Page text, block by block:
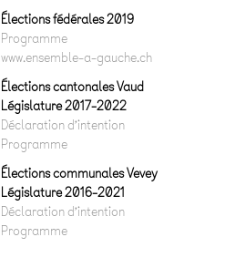
Élections fédérales 2019
Programme
www.ensemble-a-gauche.ch
Élections cantonales Vaud
Législature 2017-2022
Déclaration d’intention
Programme
Élections communales Vevey
Législature 2016-2021
Déclaration d’intention
Programme